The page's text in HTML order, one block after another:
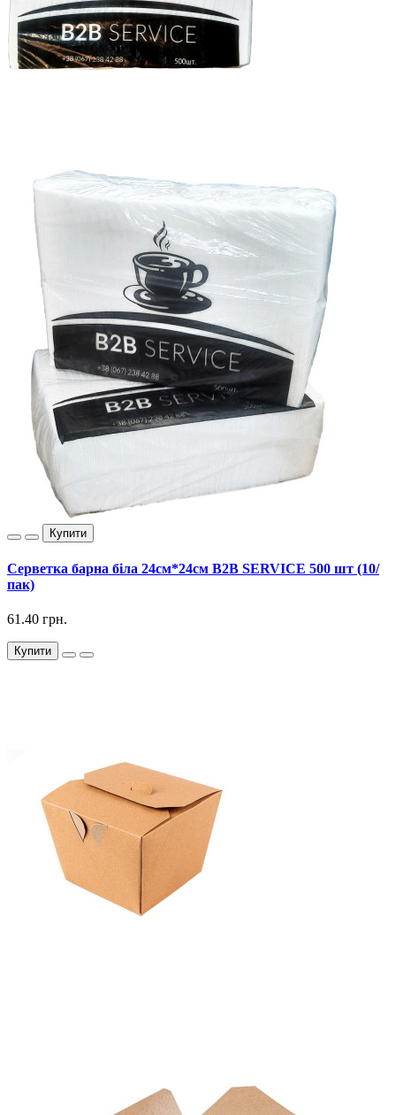
Купити
Серветка барна біла 24см*24см B2B SERVICE 500 шт (10/
пак)
61.40 грн.
Купити